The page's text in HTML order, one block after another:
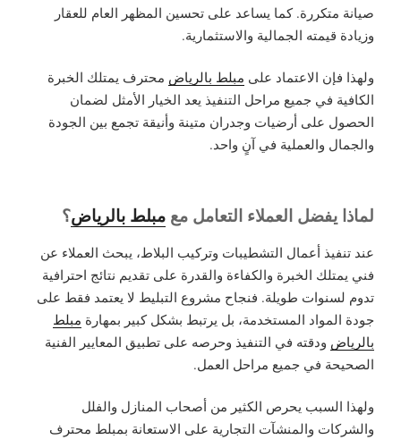
صيانة متكررة. كما يساعد على تحسين المظهر العام للعقار
وزيادة قيمته الجمالية والاستثمارية.
ولهذا فإن الاعتماد على مبلط بالرياض محترف يمتلك الخبرة
الكافية في جميع مراحل التنفيذ يعد الخيار الأمثل لضمان
الحصول على أرضيات وجدران متينة وأنيقة تجمع بين الجودة
والجمال والعملية في آنٍ واحد.
لماذا يفضل العملاء التعامل مع مبلط بالرياض؟
عند تنفيذ أعمال التشطيبات وتركيب البلاط، يبحث العملاء عن
فني يمتلك الخبرة والكفاءة والقدرة على تقديم نتائج احترافية
تدوم لسنوات طويلة. فنجاح مشروع التبليط لا يعتمد فقط على
جودة المواد المستخدمة، بل يرتبط بشكل كبير بمهارة مبلط
بالرياض ودقته في التنفيذ وحرصه على تطبيق المعايير الفنية
الصحيحة في جميع مراحل العمل.
ولهذا السبب يحرص الكثير من أصحاب المنازل والفلل
والشركات والمنشآت التجارية على الاستعانة بمبلط محترف